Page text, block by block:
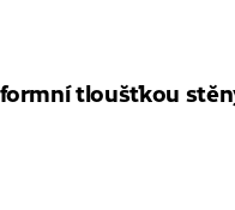
tloušťkou